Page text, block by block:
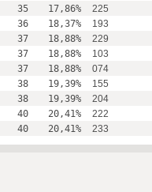
35
17,86%
225
36
18,37%
193
37
18,88%
229
37
18,88%
103
37
18,88%
074
38
19,39%
155
38
19,39%
204
40
20,41%
222
40
20,41% 233